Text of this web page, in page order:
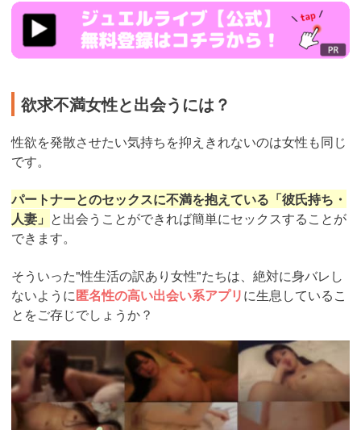
https://www.j-
live.tv/LiveChat/acs.php?
si=jwchatt&pid=MLA5661_0004&pa=lp40.php
欲求不満女性と出会うには？
性欲を発散させたい気持ちを抑えきれないのは女性も同じ
です。
パートナーとのセックスに不満を抱えている「彼氏持ち・
人妻」 と出会うことができれば簡単にセックスすることが
できます。
そういった"性生活の訳あり女性"たちは、絶対に身バレし
ないように匿名性の高い出会い系アプリに生息しているこ
とをご存じでしょうか？
https://pcmax.jp/lp/?
ad_id=rm327007